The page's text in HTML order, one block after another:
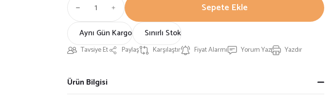
Sepete Ekle
Aynı Gün Kargo Sınırlı Stok
Tavsiye Et Paylaş Karşılaştır Fiyat Alarmı Yorum Yaz Yazdır
Ürün Bilgisi